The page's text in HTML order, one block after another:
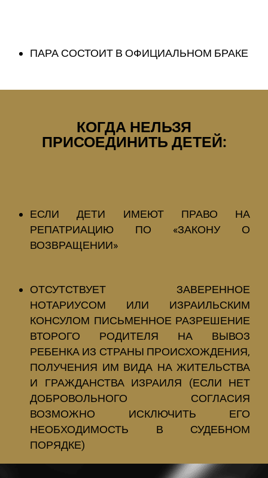
ПАРА СОСТОИТ В ОФИЦИАЛЬНОМ БРАКЕ
КОГДА НЕЛЬЗЯ
ПРИСОЕДИНИТЬ ДЕТЕЙ:
ЕСЛИ ДЕТИ ИМЕЮТ ПРАВО НА
РЕПАТРИАЦИЮ ПО «ЗАКОНУ О
ВОЗВРАЩЕНИИ»
ОТСУТСТВУЕТ ЗАВЕРЕННОЕ
НОТАРИУСОМ ИЛИ ИЗРАИЛЬСКИМ
КОНСУЛОМ ПИСЬМЕННОЕ РАЗРЕШЕНИЕ
ВТОРОГО РОДИТЕЛЯ НА ВЫВОЗ
РЕБЕНКА ИЗ СТРАНЫ ПРОИСХОЖДЕНИЯ,
ПОЛУЧЕНИЯ ИМ ВИДА НА ЖИТЕЛЬСТВА
И ГРАЖДАНСТВА ИЗРАИЛЯ (ЕСЛИ НЕТ
ДОБРОВОЛЬНОГО СОГЛАСИЯ
ВОЗМОЖНО ИСКЛЮЧИТЬ ЕГО
НЕОБХОДИМОСТЬ В СУДЕБНОМ
ПОРЯДКЕ)